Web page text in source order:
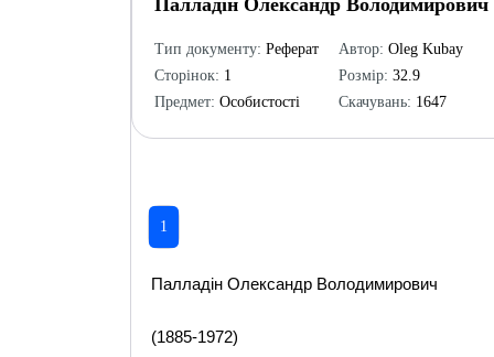
Палладін Олександр Володимирович
Тип документу: Реферат
Сторінок: 1
Предмет: Особистості
Автор: Oleg Kubay
Розмір: 32.9
Скачувань: 1647
1
Палладін Олександр Володимирович
(1885-1972)